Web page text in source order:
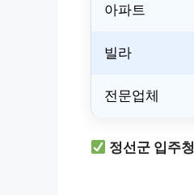
아파트
빌라
전문업체
정선군 입주